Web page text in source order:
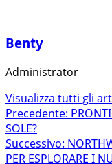
Benty
Administrator
Visualizza tutti gli
Navigazione
articolo
Precedente:
SOLE?
Successivo:
PER ESPLORARE I